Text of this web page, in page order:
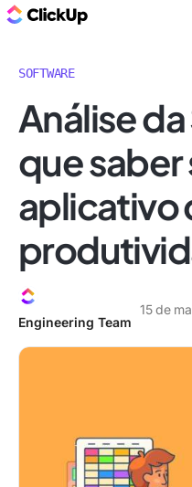
SOFTWARE
Análise
que
aplicativo
Engineering Team
15 de